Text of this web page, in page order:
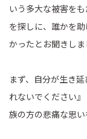
いう多大な被害を
を探しに、誰かを
かったとお聞きしま
まず、自分が生き
れないでください
族の方の悲痛な思い